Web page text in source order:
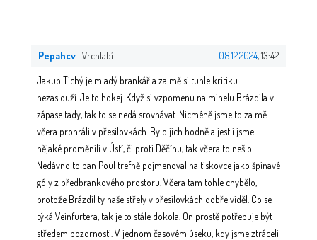
Pepahcv | Vrchlabí 08.12.2024, 13:42
Jakub Tichý je mladý brankář a za mě si tuhle kritiku
nezaslouží. Je to hokej. Když si vzpomenu na minelu Brázdila v
zápase tady, tak to se nedá srovnávat. Nicméně jsme to za mě
včera prohráli v přesilovkách. Bylo jich hodně a jestli jsme
nějaké proměnili v Ústí, či proti Děčínu, tak včera to nešlo.
Nedávno to pan Poul trefně pojmenoval na tiskovce jako špinavé
góly z předbrankového prostoru. Včera tam tohle chybělo,
protože Brázdil ty naše střely v přesilovkách dobře viděl. Co se
týká Veinfurtera, tak je to stále dokola. On prostě potřebuje být
středem pozornosti. V jednom časovém úseku, kdy jsme ztráceli